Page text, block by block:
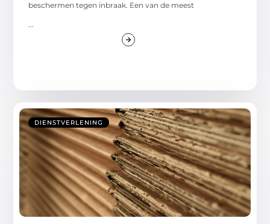
beschermen tegen inbraak. Een van de meest
...
DIENSTVERLENING